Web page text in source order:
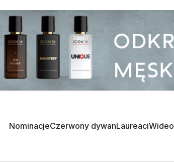
NominacjeCzerwony dywanLaureaciWideo